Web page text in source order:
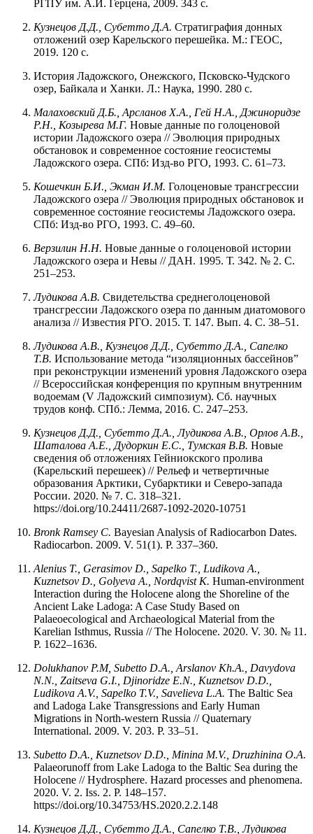
РГПУ им. А.И. Герцена, 2009. 343 с.
Кузнецов Д.Д., Субетто Д.А. Стратиграфия донных
отложений озер Карельского перешейка. М.: ГЕОС,
2019. 120 с.
История Ладожского, Онежского, Псковско-Чудского
озер, Байкала и Ханки. Л.: Наука, 1990. 280 с.
Малаховский Д.Б., Арсланов Х.А., Гей Н.А., Джиноридзе
Р.Н., Козырева М.Г. Новые данные по голоценовой
истории Ладожского озера // Эволюция природных
обстановок и современное состояние геосистемы
Ладожского озера. СПб: Изд-во РГО, 1993. С. 61–73.
Кошечкин Б.И., Экман И.М. Голоценовые трансгрессии
Ладожского озера // Эволюция природных обстановок и
современное состояние геосистемы Ладожского озера.
СПб: Изд-во РГО, 1993. С. 49–60.
Верзилин Н.Н. Новые данные о голоценовой истории
Ладожского озера и Невы // ДАН. 1995. Т. 342. № 2. С.
251–253.
Лудикова А.В. Свидетельства среднеголоценовой
трансгрессии Ладожского озера по данным диатомового
анализа // Известия РГО. 2015. Т. 147. Вып. 4. С. 38–51.
Лудикова А.В., Кузнецов Д.Д., Субетто Д.А., Сапелко
Т.В. Использование метода “изоляционных бассейнов”
при реконструкции изменений уровня Ладожского озера
// Всероссийская конференция по крупным внутренним
водоемам (V Ладожский симпозиум). Сб. научных
трудов конф. СПб.: Лемма, 2016. С. 247–253.
Кузнецов Д.Д., Субетто Д.А., Лудикова А.В., Орлов А.В.,
Шаталова А.Е., Дудоркин Е.С., Тумская В.В. Новые
сведения об отложениях Гейниокского пролива
(Карельский перешеек) // Рельеф и четвертичные
образования Арктики, Субарктики и Северо-запада
России. 2020. № 7. С. 318–321.
https://doi.org/10.24411/2687-1092-2020-10751
Bronk Ramsey C. Bayesian Analysis of Radiocarbon Dates.
Radiocarbon. 2009. V. 51(1). P. 337–360.
Alenius T., Gerasimov D., Sapelko T., Ludikova A.,
Kuznetsov D., Golyeva A., Nordqvist K. Human-environment
Interaction during the Holocene along the Shoreline of the
Ancient Lake Ladoga: A Case Study Based on
Palaeoecological and Archaeological Material from the
Karelian Isthmus, Russia // The Holocene. 2020. V. 30. № 11.
P. 1622–1636.
Dolukhanov P.M, Subetto D.A., Arslanov Kh.A., Davydova
N.N., Zaitseva G.I., Djinoridze E.N., Kuznetsov D.D.,
Ludikova A.V., Sapelko T.V., Savelieva L.A. The Baltic Sea
and Ladoga Lake Transgressions and Early Human
Migrations in North-western Russia // Quaternary
International. 2009. V. 203. P. 33–51.
Subetto D.A., Kuznetsov D.D., Minina M.V., Druzhinina O.A.
Palaeorunoff from Lake Ladoga to the Baltic Sea during the
Holocene // Hydrosphere. Hazard processes and phenomena.
2020. V. 2. Iss. 2. P. 148–157.
https://doi.org/10.34753/HS.2020.2.2.148
Кузнецов Д.Д., Субетто Д.А., Сапелко Т.В., Лудикова